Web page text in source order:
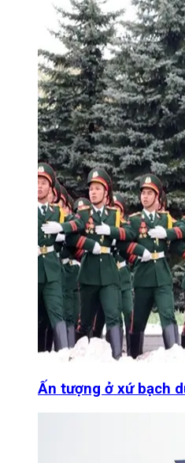
Ấn tượng ở xứ bạch